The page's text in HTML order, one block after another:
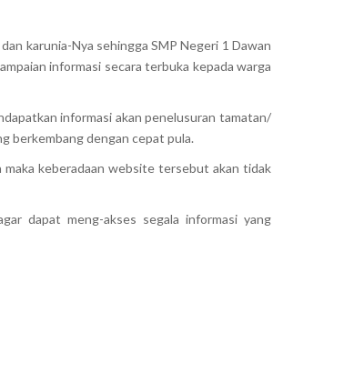
karunia-Nya sehingga SMP Negeri 1 Dawan
informasi secara terbuka kepada warga
informasi akan penelusuran tamatan/
berkembang dengan cepat pula.
keberadaan website tersebut akan tidak
dapat meng-akses segala informasi yang